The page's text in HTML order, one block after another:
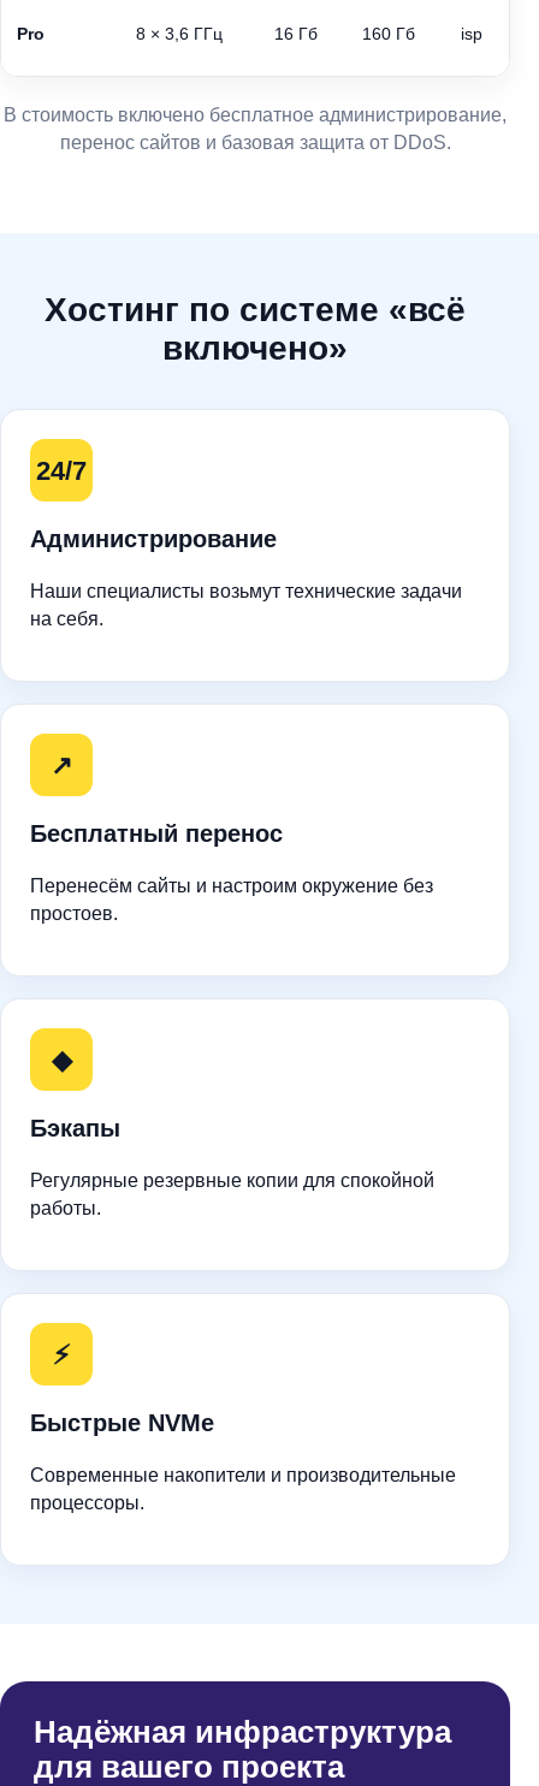
Pro 8 × 3,6 ГГц 16 Гб 160 Гб isp
В стоимость включено бесплатное администрирование,
перенос сайтов и базовая защита от DDoS.
Хостинг по системе «всё
включено»
24/7
Администрирование
Наши специалисты возьмут технические задачи
на себя.
↗
Бесплатный перенос
Перенесём сайты и настроим окружение без
простоев.
◆
Бэкапы
Регулярные резервные копии для спокойной
работы.
⚡
Быстрые NVMe
Современные накопители и производительные
процессоры.
Надёжная инфраструктура
для вашего проекта